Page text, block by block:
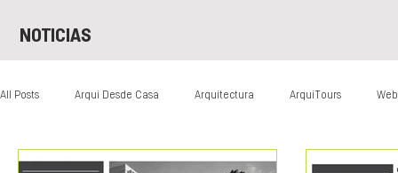
NOTICIAS
All Posts Arqui Desde Casa Arquitectura ArquiTours
Arquitectura Paisajista Patrimonio Histórico